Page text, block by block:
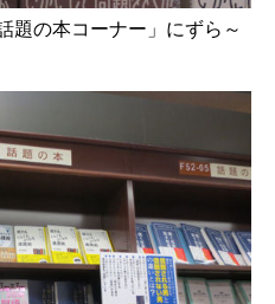
題の本コーナー」にずら～